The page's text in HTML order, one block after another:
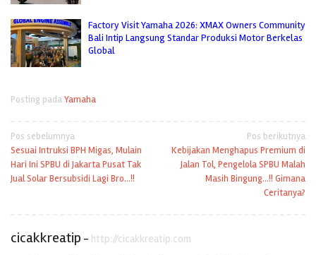
Factory Visit Yamaha 2026: XMAX Owners Community
Bali Intip Langsung Standar Produksi Motor Berkelas
Global
Posting padaYamaha
Navigasi
pos
Pos sebelumnya
Sesuai Intruksi BPH Migas, Mulain
Hari Ini SPBU di Jakarta Pusat Tak
Jual Solar Bersubsidi Lagi Bro…!!
Pos berikutnya
Kebijakan Menghapus Premium di
Jalan Tol, Pengelola SPBU Malah
Masih Bingung…!! Gimana
Ceritanya?
cicakkreatip - http://cicakkreatip.com